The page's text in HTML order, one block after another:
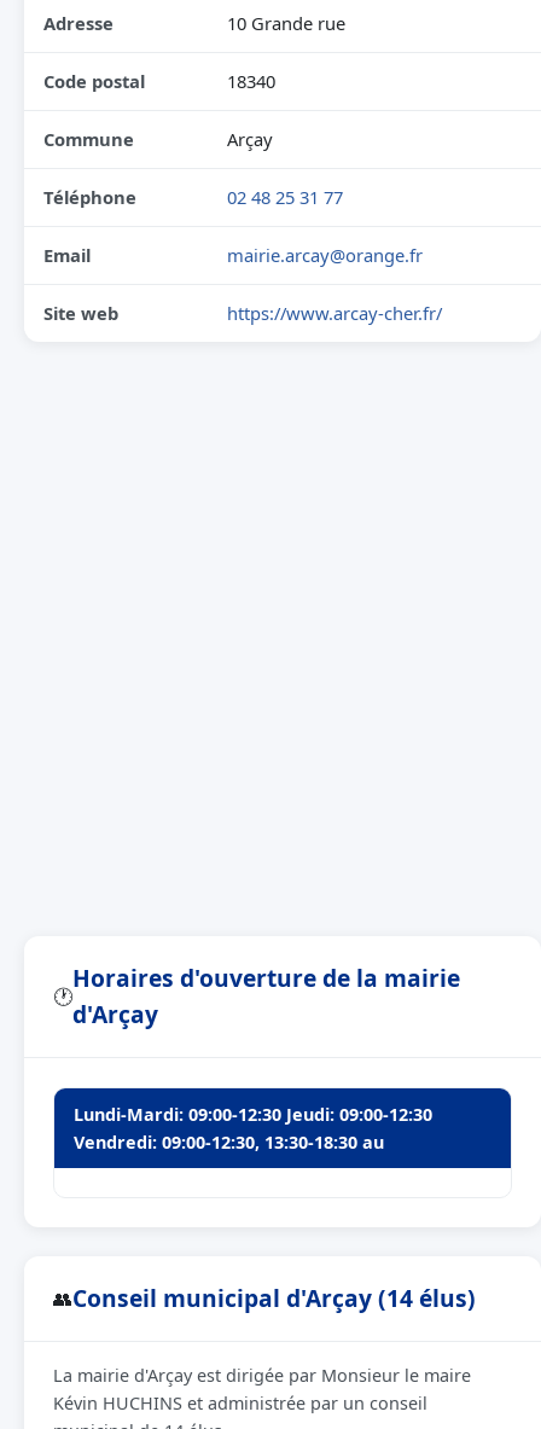
Adresse 10 Grande rue
Code postal 18340
Commune Arçay
Téléphone 02 48 25 31 77
Email mairie.arcay@orange.fr
Site web https://www.arcay-cher.fr/
🕐
Horaires d'ouverture de la mairie
d'Arçay
Lundi-Mardi: 09:00-12:30 Jeudi: 09:00-12:30
Vendredi: 09:00-12:30, 13:30-18:30 au
👥Conseil municipal d'Arçay (14 élus)
La mairie d'Arçay est dirigée par Monsieur le maire
Kévin HUCHINS et administrée par un conseil